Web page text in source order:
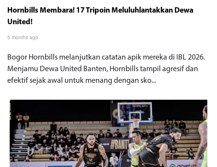
Hornbills Membara! 17 Tripoin Meluluhlantakkan Dewa
United!
5 months ago
Bogor Hornbills melanjutkan catatan apik mereka di IBL 2026.
Menjamu Dewa United Banten, Hornbills tampil agresif dan
efektif sejak awal untuk menang dengan sko...